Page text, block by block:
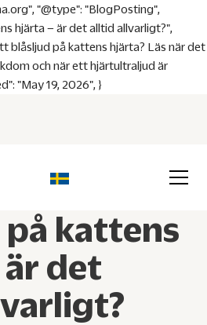
"@type": "BlogPosting",
hjärta – är det alltid allvarligt?",
blåsljud på kattens hjärta? Läs när det
och när ett hjärtultraljud är
"May 19, 2026", }
på kattens
det